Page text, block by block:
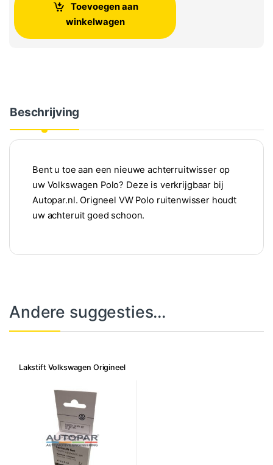
Toevoegen aan
winkelwagen
Beschrijving
Bent u toe aan een nieuwe achterruitwisser op
uw Volkswagen Polo? Deze is verkrijgbaar bij
Autopar.nl. Origneel VW Polo ruitenwisser houdt
uw achteruit goed schoon.
Andere suggesties…
Lakstift Volkswagen Origineel